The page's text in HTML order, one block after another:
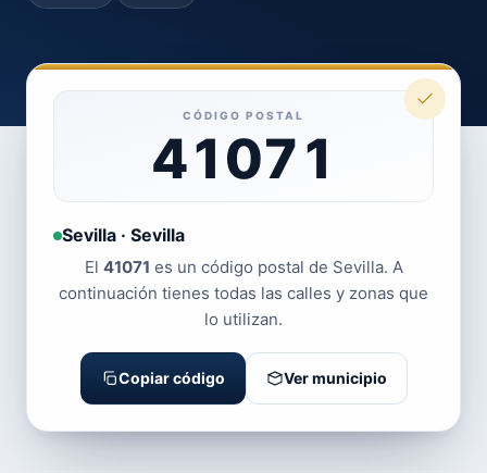
CÓDIGO POSTAL
41071
Sevilla · Sevilla
El 41071 es un código postal de Sevilla. A
continuación tienes todas las calles y zonas que
lo utilizan.
Copiar código Ver municipio